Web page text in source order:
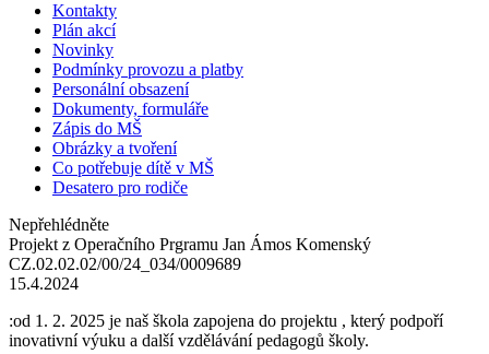
Kontakty
Plán akcí
Novinky
Podmínky provozu a platby
Personální obsazení
Dokumenty, formuláře
Zápis do MŠ
Obrázky a tvoření
Co potřebuje dítě v MŠ
Desatero pro rodiče
Nepřehlédněte
Projekt z Operačního Prgramu Jan Ámos Komenský
CZ.02.02.02/00/24_034/0009689
15.4.2024
:od 1. 2. 2025 je naš škola zapojena do projektu , který podpoří
inovativní výuku a další vzdělávání pedagogů školy.